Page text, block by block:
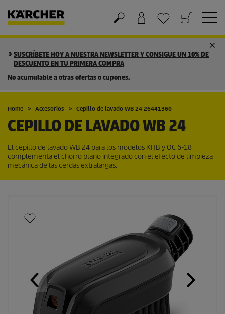
SUSCRÍBETE HOY A NUESTRA NEWSLETTER Y CONSIGUE UN 10% DE
DESCUENTO EN TU PRIMERA COMPRA
No acumulable a otras ofertas o cupones.
Home Accesorios Cepillo de lavado WB 24 26441360
CEPILLO DE LAVADO WB 24
El cepillo de lavado WB 24 para los modelos KHB y OC 6-18
complementa el chorro plano integrado con el efecto de limpieza
mecánica de las cerdas extralargas.